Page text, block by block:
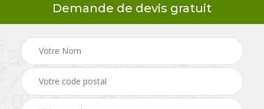
Demande de devis gratuit